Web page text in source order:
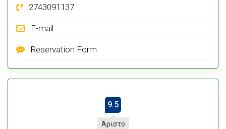
2743091137
E-mail
Reservation Form
9.5
Άριστο